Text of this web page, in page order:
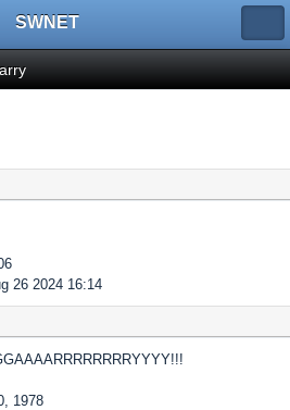
SWNET
26 2024 16:14
1978